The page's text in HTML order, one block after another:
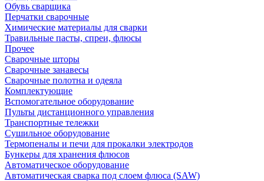
Обувь сварщика
Перчатки сварочные
Химические материалы для сварки
Травильные пасты, спреи, флюсы
Прочее
Сварочные шторы
Сварочные занавесы
Сварочные полотна и одеяла
Комплектующие
Вспомогательное оборудование
Пульты дистанционного управления
Транспортные тележки
Сушильное оборудование
Термопеналы и печи для прокалки электродов
Бункеры для хранения флюсов
Автоматическое оборудование
Автоматическая сварка под слоем флюса (SAW)